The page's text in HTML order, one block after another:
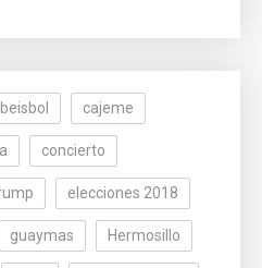
beisbol cajeme
concierto
elecciones 2018
guaymas Hermosillo